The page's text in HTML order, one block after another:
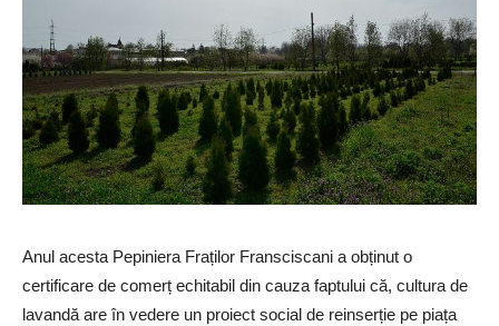
Anul acesta Pepiniera Fraților Fransciscani a obținut o
certificare de comerț echitabil din cauza faptului că, cultura de
lavandă are în vedere un proiect social de reinserție pe piața